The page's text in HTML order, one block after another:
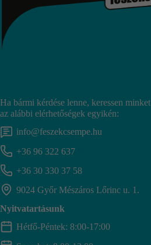
Ha bármi kérdése lenne, keressen minket
az alábbi elérhetőségek egyikén:
info@feszekcsempe.hu
+36 96 322 637
+36 30 330 37 58
9024 Győr Mészáros Lőrinc u. 1.
Nyitvatartásunk
Hétfő-Péntek: 8:00-17:00